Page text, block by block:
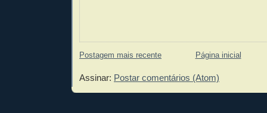
Postagem mais recente Página inicial
Assinar: Postar comentários (Atom)